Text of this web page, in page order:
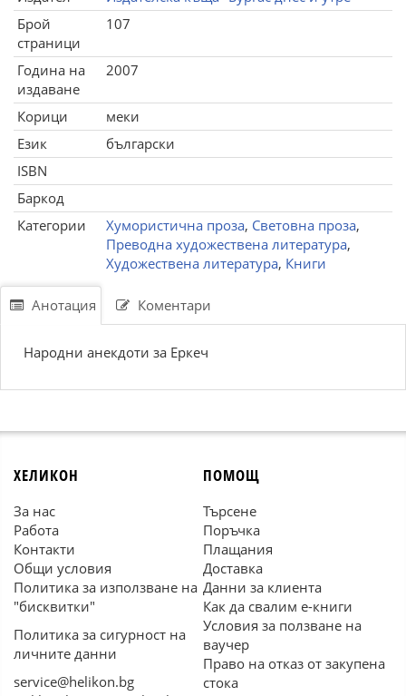
Брой
страници
107
Година на
издаване
2007
Корици
меки
Език
български
ISBN
Баркод
Категории
Хумористична проза, Световна проза,
Преводна художествена литература,
Художествена литература, Книги
Анотация Коментари
Народни анекдоти за Еркеч
ХЕЛИКОН
За нас
Работа
Контакти
Общи условия
Политика за използване на
"бисквитки"
Политика за сигурност на
личните данни
service@helikon.bg
ПОМОЩ
Търсене
Поръчка
Плащания
Доставка
Данни за клиента
Как да свалим е-книги
Условия за ползване на
ваучер
Право на отказ от закупена
стока